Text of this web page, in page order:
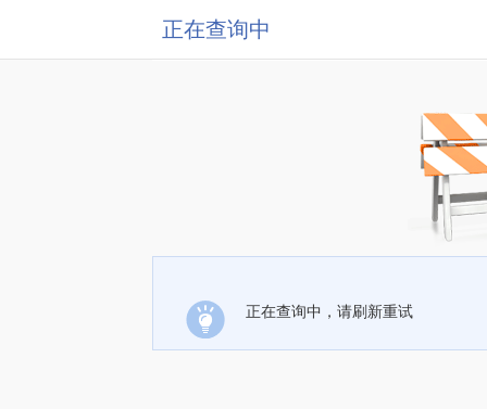
正在查询中
正在查询中，请刷新重试